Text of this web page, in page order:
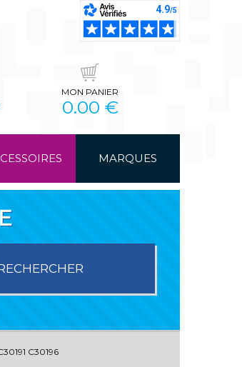
MON PANIER
0.00 €
MARQUES
C30196